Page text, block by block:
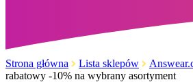
Strona główna Lista sklepów
rabatowy -10% na wybrany asortyment